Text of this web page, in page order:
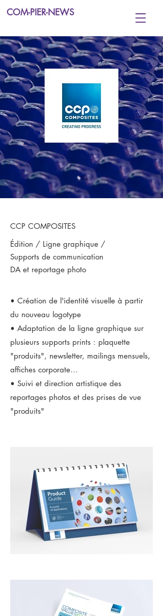
COM-PIER-NEWS
CCP COMPOSITES
Édition / Ligne graphique /
Supports de communication
DA et reportage photo
• Création de l'identité visuelle à partir
du nouveau logotype
• Adaptation de la ligne graphique sur
plusieurs supports prints : plaquette
"produits", newsletter, mailings mensuels,
affiches corporate…
• Suivi et direction artistique des
reportages photos et des prises de vue
"produits"